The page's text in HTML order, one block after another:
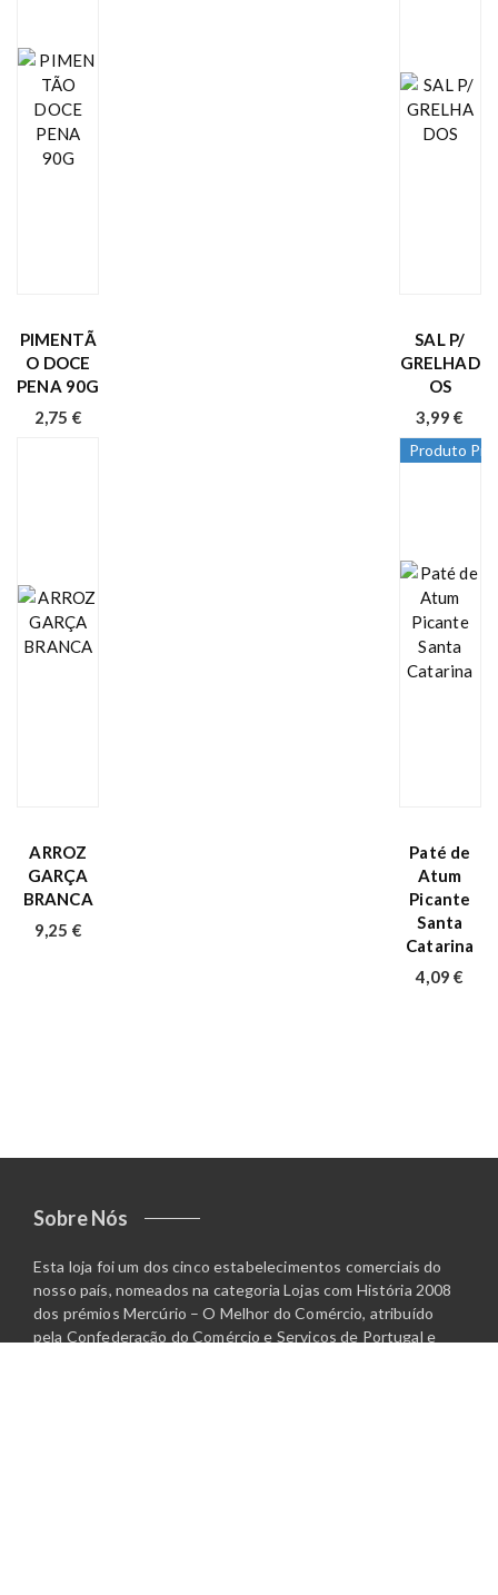
PIMENTÃ
O DOCE
PENA 90G
2,75 €
SAL P/
GRELHAD
OS
3,99€
ARROZ
GARÇA
BRANCA
9,25 €
Produto
Paté de
Atum
Picante
Santa
Catarina
4,09€
Sobre Nós
Esta loja foi um dos cinco estabelecimentos comerciais do
nosso país, nomeados na categoria Lojas com História 2008
dos prémios Mercúrio – O Melhor do Comércio, atribuído
pela Confederação do Comércio e Serviços de Portugal e